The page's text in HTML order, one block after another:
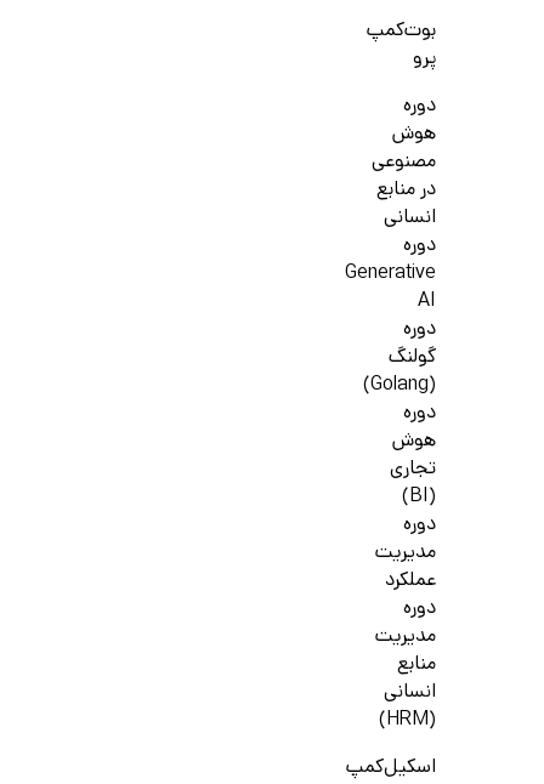
بوت‌کمپ
پرو
دوره
هوش
مصنوعی
در منابع
انسانی
دوره
Generative
AI
دوره
گولنگ
(Golang)
دوره
هوش
تجاری
(BI)
دوره
مدیریت
عملکرد
دوره
مدیریت
منابع
انسانی
(HRM)
اسکیل‌کمپ